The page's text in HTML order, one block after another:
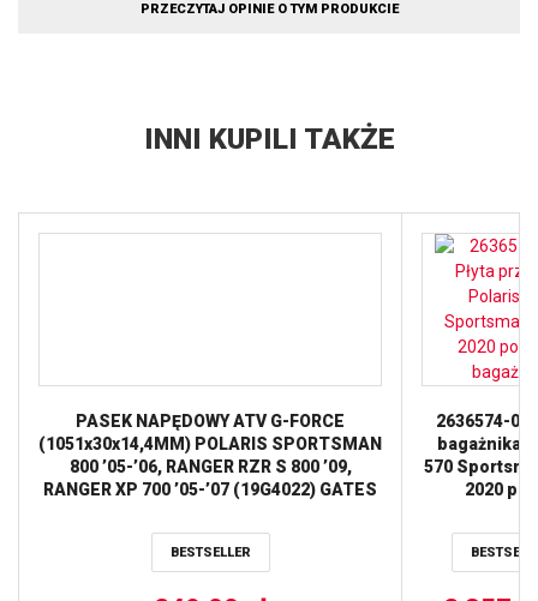
PRZECZYTAJ OPINIE O TYM PRODUKCIE
INNI KUPILI TAKŻE
PASEK NAPĘDOWY ATV G-FORCE
(1051x30x14,4MM) POLARIS SPORTSMAN
800 ’05-’06, RANGER RZR S 800 ’09,
RANGER XP 700 ’05-’07 (19G4022) GATES
BESTSELLER
2636574-
bagażnika
570
2020